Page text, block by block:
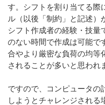
す。シフトを割り当てる際
ル（以後「制約」と記述）
シフト作成者の経験・技量
のない時間で作成は可能で
合やより厳密な負荷の均等
されることが多いと思われ
ですので、コンピュータの
しようとチャレンジされる